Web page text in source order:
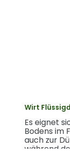
Wirt
Es eignet
Bodens im
auch zur
während